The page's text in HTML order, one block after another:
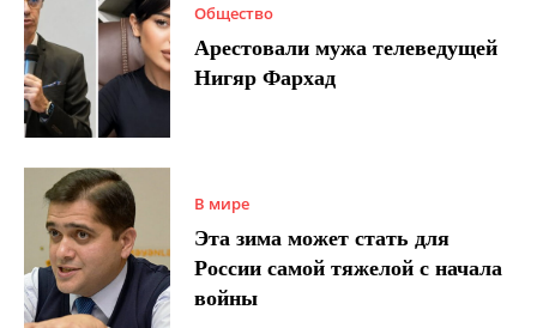
Общество
Арестовали мужа телеведущей
Нигяр Фархад
В мире
Эта зима может стать для
России самой тяжелой с начала
войны